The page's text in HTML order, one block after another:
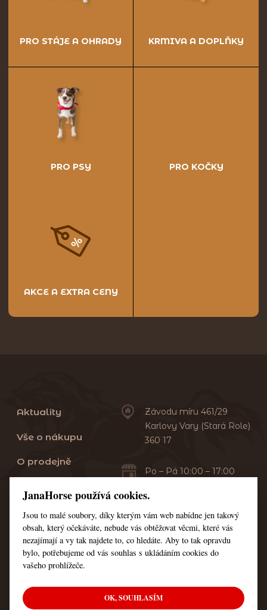
PRO STÁJE A OHRADY KRMIVA A DOPLŇKY
PRO PSY PRO KOČKY
AKCE A EXTRA CENY
Aktuality
Vše o nákupu
O prodejně
Servis
Kontakt
Nastavení cookies
Závodu míru 461/29
Karlovy Vary (Stará Role)
360 17
Po – Pá 10:00 – 17:00
+420 353 549 410
+420 608 444 378
© Všechna práva vyhrazena JanaHorse
JanaHorse používá cookies.
Jsou to malé soubory, díky kterým vám web nabídne jen takový
obsah, který očekáváte, nebude vás obtěžovat věcmi, které vás
nezajímají a vy tak najdete to, co hledáte. Aby to tak opravdu
bylo, potřebujeme od vás souhlas s ukládáním cookies do
vašeho prohlížeče.
OK, SOUHLASÍM